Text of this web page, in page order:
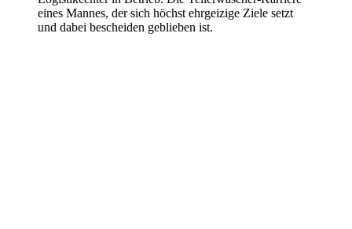
eines Mannes, der sich höchst ehrgeizige Ziele setzt
und dabei bescheiden geblieben ist.